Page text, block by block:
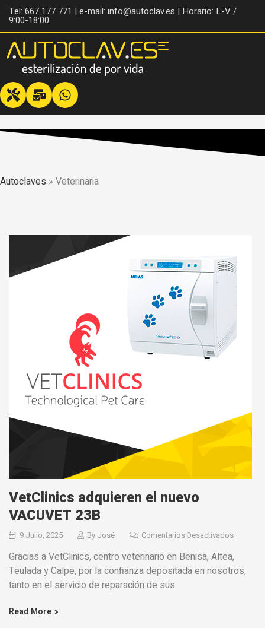
Tel: 667 177 771 | e-mail: info@autoclav.es | Horario: L-V /
9:00-18:00
Autoclaves » Veterinaria
VetClinics adquieren el nuevo
VACUVET 23B
9 Julio, 2025 By José Comentarios Desactivados
Gracias a VetClinics, centro veterinario en Benisa, Altea,
Teulada y Calpe, por la confianza depositada en nosotros,
tanto en el servicio de reparación de sus
Read More